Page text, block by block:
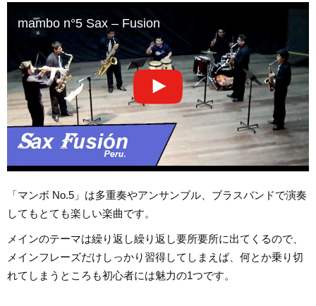
mambo n°5 Sax – Fusion
「マンボ No.5」は多重奏やアンサンブル、ブラスバンドで演奏
してもとても楽しい楽曲です。
メインのテーマは繰り返し繰り返し要所要所に出てくるので、
メインフレーズだけしっかり習得してしまえば、何とか乗り切
れてしまうところも初心者には魅力の1つです。